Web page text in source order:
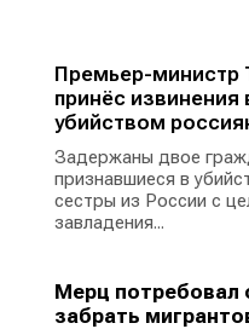
Премьер-министр
принёс извинения
убийством
Задержаны двое
признавшиеся в
сестры из России с
завладения...
Мерц потребовал
забрать